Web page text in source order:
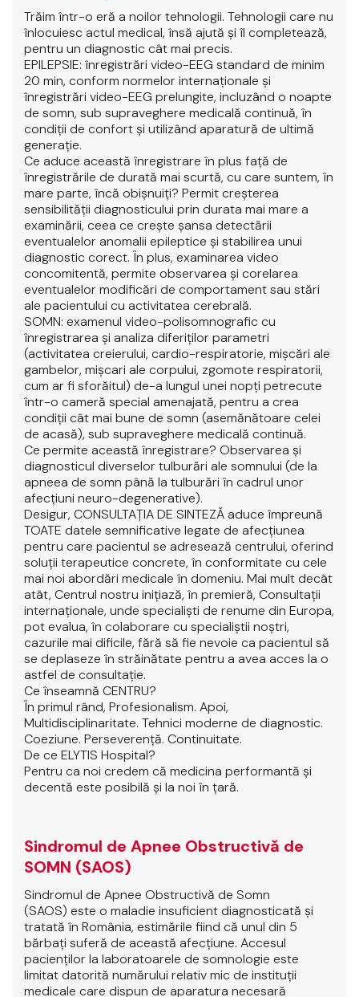
Trăim într-o eră a noilor tehnologii. Tehnologii care nu
înlocuiesc actul medical, însă ajută şi îl completează,
pentru un diagnostic cât mai precis.
EPILEPSIE: înregistrări video-EEG standard de minim
20 min, conform normelor internaţionale şi
înregistrări video-EEG prelungite, incluzând o noapte
de somn, sub supraveghere medicală continuă, în
condiţii de confort şi utilizând aparatură de ultimă
generaţie.
Ce aduce această înregistrare în plus faţă de
înregistrările de durată mai scurtă, cu care suntem, în
mare parte, încă obişnuiţi? Permit creşterea
sensibilităţii diagnosticului prin durata mai mare a
examinării, ceea ce creşte şansa detectării
eventualelor anomalii epileptice şi stabilirea unui
diagnostic corect. În plus, examinarea video
concomitentă, permite observarea şi corelarea
eventualelor modificări de comportament sau stări
ale pacientului cu activitatea cerebrală.
SOMN: examenul video-polisomnografic cu
înregistrarea şi analiza diferiţilor parametri
(activitatea creierului, cardio-respiratorie, mişcări ale
gambelor, mişcari ale corpului, zgomote respiratorii,
cum ar fi sforăitul) de-a lungul unei nopţi petrecute
într-o cameră special amenajată, pentru a crea
condiţii cât mai bune de somn (asemănătoare celei
de acasă), sub supraveghere medicală continuă.
Ce permite această înregistrare? Observarea şi
diagnosticul diverselor tulburări ale somnului (de la
apneea de somn până la tulburări în cadrul unor
afecţiuni neuro-degenerative).
Desigur, CONSULTAŢIA DE SINTEZĂ aduce împreună
TOATE datele semnificative legate de afecţiunea
pentru care pacientul se adresează centrului, oferind
soluţii terapeutice concrete, în conformitate cu cele
mai noi abordări medicale în domeniu. Mai mult decât
atât, Centrul nostru iniţiază, în premieră, Consultaţii
internaţionale, unde specialişti de renume din Europa,
pot evalua, în colaborare cu specialiştii noştri,
cazurile mai dificile, fără să fie nevoie ca pacientul să
se deplaseze în străinătate pentru a avea acces la o
astfel de consultaţie.
Ce înseamnă CENTRU?
În primul rând, Profesionalism. Apoi,
Multidisciplinaritate. Tehnici moderne de diagnostic.
Coeziune. Perseverenţă. Continuitate.
De ce ELYTIS Hospital?
Pentru ca noi credem că medicina performantă şi
decentă este posibilă şi la noi în ţară.
Sindromul de Apnee Obstructivă de
SOMN (SAOS)
Sindromul de Apnee Obstructivă de Somn
(SAOS) este o maladie insuficient diagnosticată şi
tratată în România, estimările fiind că unul din 5
bărbaţi suferă de această afecţiune. Accesul
pacienţilor la laboratoarele de somnologie este
limitat datorită numărului relativ mic de instituţii
medicale care dispun de aparatura necesară